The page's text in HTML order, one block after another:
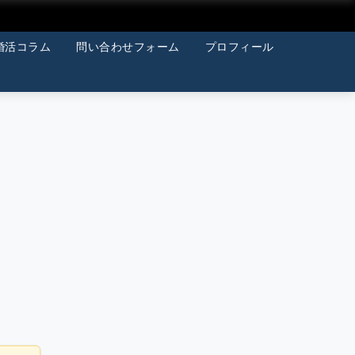
活コラム 問い合わせフォーム プロフィール